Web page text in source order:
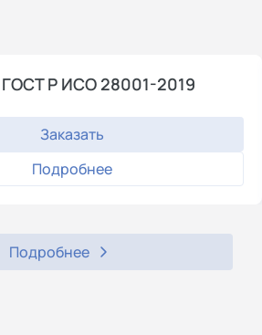
Р ИСО 28001-2019
Заказать
Подробнее
Подробнее